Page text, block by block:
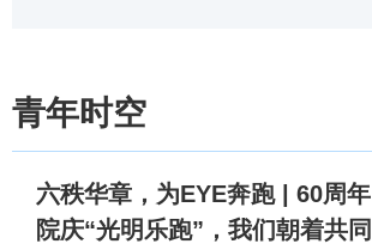
青年时空
六秩华章，为EYE奔跑 | 60周年
院庆“光明乐跑”，我们朝着共同